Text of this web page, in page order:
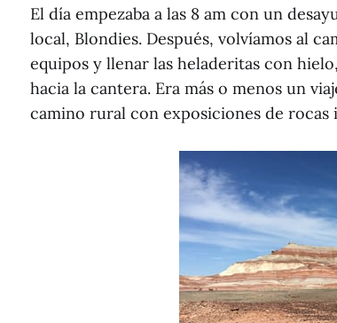
El día empezaba a las 8 am con un
local, Blondies. Después, volvíamos al
equipos y llenar las heladeritas con
hacia la cantera. Era más o menos un
camino rural con exposiciones de rocas